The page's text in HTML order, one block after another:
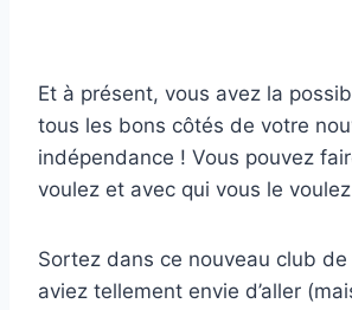
Et à présent, vous avez la
tous les bons côtés de votre
indépendance ! Vous pouvez
voulez et avec qui vous le
Sortez dans ce nouveau club
aviez tellement envie d’aller